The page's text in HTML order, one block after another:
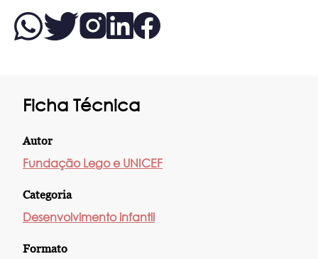
Ficha Técnica
Autor
Fundação Lego e UNICEF
Categoria
Desenvolvimento infantil
Formato